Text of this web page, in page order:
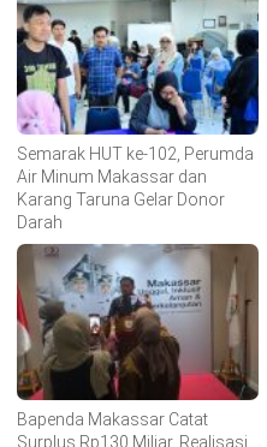
Semarak HUT ke-102, Perumda
Air Minum Makassar dan
Karang Taruna Gelar Donor
Darah
Bapenda Makassar Catat
Surplus Rp130 Miliar, Realisasi